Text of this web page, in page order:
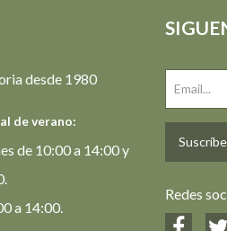
desde 1980
de verano:
de 10:00 a 14:00 y
a 14:00.
Redes